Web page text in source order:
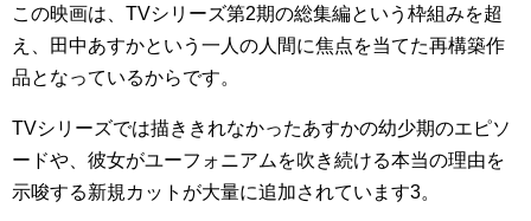
この映画は、TVシリーズ第2期の総集編という枠組みを超
え、田中あすかという一人の人間に焦点を当てた再構築作
品となっているからです。
TVシリーズでは描ききれなかったあすかの幼少期のエピソ
ードや、彼女がユーフォニアムを吹き続ける本当の理由を
示唆する新規カットが大量に追加されています3。